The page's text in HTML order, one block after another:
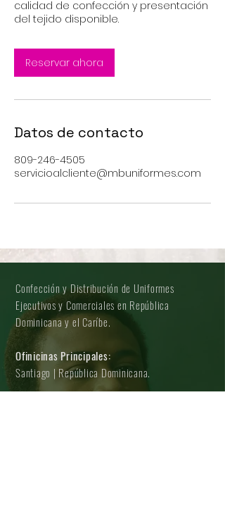
calidad de confección y presentación
del tejido disponible.
Reservar ahora
Datos de contacto
809-246-4505
servicioalcliente@mbuniformes.com
Confección y Distribución de Uniformes
Ejecutivos y Comerciales en República
Dominicana y el Caríbe.
Ofinicinas Principales:
Santiago | República Dominicana.